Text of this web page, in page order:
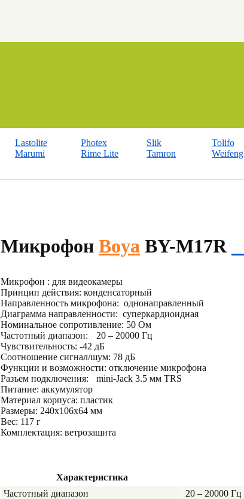
Lastolite
Marumi
Photex
Rime Lite
Slik
Tamron
Tolifo
Weifeng
Микрофон Boya BY-M17R
Микрофон : для видеокамеры
Принцип действия: конденсаторный
Направленность микрофона: однонаправленный
Диаграмма направленности: суперкардиоидная
Номинальное сопротивление: 50 Ом
Частотный диапазон:
20 – 20000 Гц
Чувствительность: -42 дБ
Соотношение сигнал/шум: 78 дБ
Функции и возможности: отключение микрофона
Разъем подключения:
mini-Jack 3.5 мм TRS
Питание: аккумулятор
Материал корпуса: пластик
Размеры: 240x106x64 мм
Вес: 117 г
Комплектация: ветрозащита
Характеристика
Частотный диапазон
20 – 20000 Гц